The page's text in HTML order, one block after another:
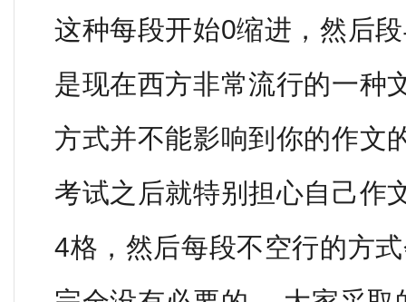
这种每段开始0缩进，然后
是现在西方非常流行的一种
方式并不能影响到你的作文
考试之后就特别担心自己作
4格，然后每段不空行的方